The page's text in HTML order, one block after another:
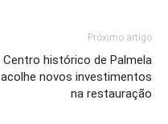
Próximo artigo
Centro histórico de Palmela
acolhe novos investimentos
na restauração